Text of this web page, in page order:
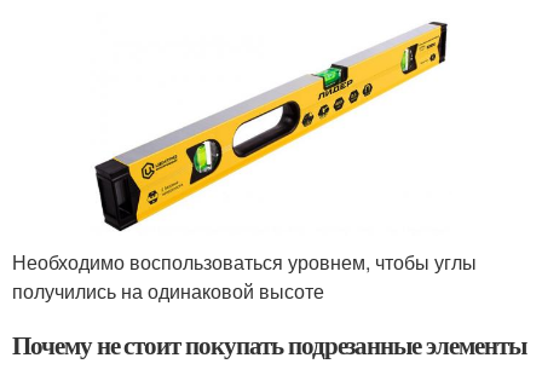
Необходимо воспользоваться уровнем, чтобы углы
получились на одинаковой высоте
Почему не стоит покупать подрезанные элементы